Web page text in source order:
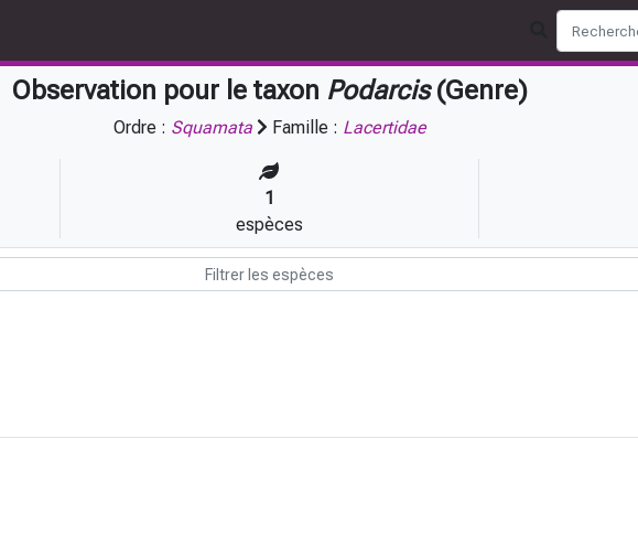
Observation pour le taxon Podarcis(Genre)
Ordre : Squamata Famille : Lacertidae
1
espèces